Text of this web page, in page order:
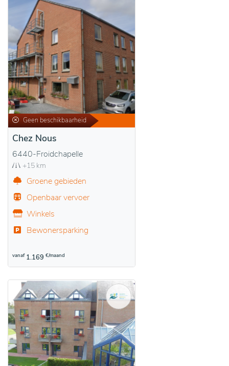
Geen beschikbaarheid
Chez Nous
6440-Froidchapelle
+15 km
Groene gebieden
Openbaar vervoer
Winkels
Bewonersparking
vanaf 1.169 €/maand